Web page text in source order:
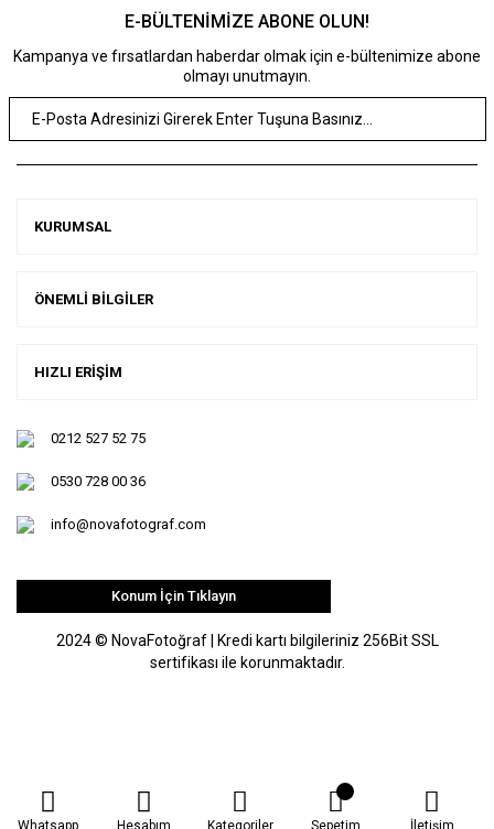
E-BÜLTENİMİZE ABONE OLUN!
Kampanya ve fırsatlardan haberdar olmak için e-bültenimize abone
olmayı unutmayın.
KURUMSAL
ÖNEMLİ BİLGİLER
HIZLI ERİŞİM
0212 527 52 75
0530 728 00 36
info@novafotograf.com
Konum İçin Tıklayın
2024 © NovaFotoğraf | Kredi kartı bilgileriniz 256Bit SSL
sertifikası ile korunmaktadır.
Whatsapp Hesabım Kategoriler Sepetim İletişim